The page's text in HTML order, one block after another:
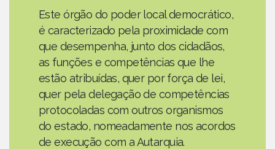
Este órgão do poder local democrático,
é caracterizado pela proximidade com
que desempenha, junto dos cidadãos,
as funções e competências que lhe
estão atribuídas, quer por força de lei,
quer pela delegação de competências
protocoladas com outros organismos
do estado, nomeadamente nos acordos
de execução com a Autarquia.